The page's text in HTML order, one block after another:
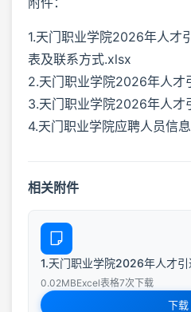
1.天门职业学院2026年人才
表及联系方式.xlsx
2.天门职业学院2026年人才
3.天门职业学院2026年人才
4.天门职业学院应聘人员信
相关附件
1.天门职业学院2026年人才
0.02MBExcel表格7次下载
下载